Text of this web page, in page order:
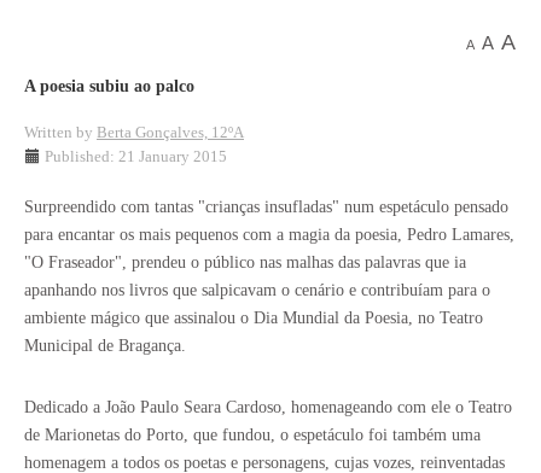
A A A
A poesia subiu ao palco
Written by Berta Gonçalves, 12ºA
Published: 21 January 2015
Surpreendido com tantas "crianças insufladas" num espetáculo pensado
para encantar os mais pequenos com a magia da poesia, Pedro Lamares,
"O Fraseador", prendeu o público nas malhas das palavras que ia
apanhando nos livros que salpicavam o cenário e contribuíam para o
ambiente mágico que assinalou o Dia Mundial da Poesia, no Teatro
Municipal de Bragança.
Dedicado a João Paulo Seara Cardoso, homenageando com ele o Teatro
de Marionetas do Porto, que fundou, o espetáculo foi também uma
homenagem a todos os poetas e personagens, cujas vozes, reinventadas